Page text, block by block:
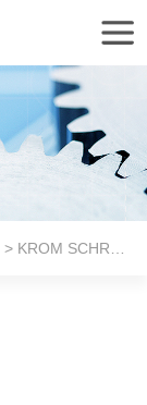
> KROM SCHRODER压力开关